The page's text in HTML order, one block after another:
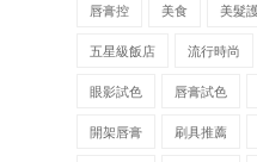
唇膏控 美食 美髮
五星級飯店 流行時尚
眼影試色 唇膏試色
開架唇膏 刷具推薦